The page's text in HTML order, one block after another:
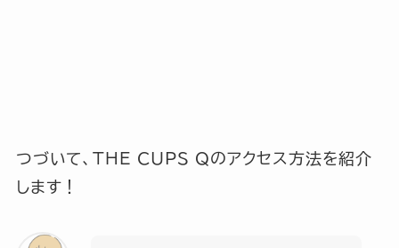
つづいて、THE CUPS Qのアクセス方法を紹介
します！